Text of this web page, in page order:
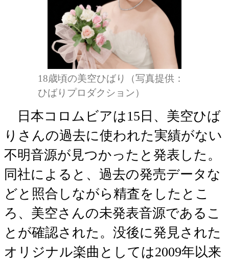
18歳頃の美空ひばり（写真提供：
ひばりプロダクション）
日本コロムビアは15日、美空ひば
りさんの過去に使われた実績がない
不明音源が見つかったと発表した。
同社によると、過去の発売データな
どと照合しながら精査をしたとこ
ろ、美空さんの未発表音源であるこ
とが確認された。没後に発見された
オリジナル楽曲としては2009年以来